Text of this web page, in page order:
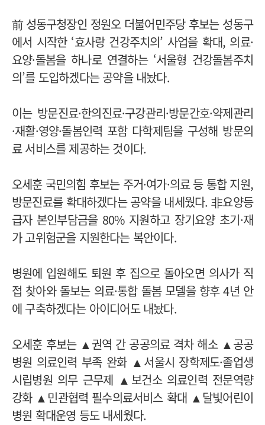
前 성동구청장인 정원오 더불어민주당 후보는 성동구
에서 시작한 ‘효사랑 건강주치의’ 사업을 확대, 의료·
요양·돌봄을 하나로 연결하는 ‘서울형 건강돌봄주치
의’를 도입하겠다는 공약을 내놨다.
이는 방문진료·한의진료·구강관리·방문간호·약제관리
·재활·영양·돌봄인력 포함 다학제팀을 구성해 방문의
료 서비스를 제공하는 것이다.
오세훈 국민의힘 후보는 주거·여가·의료 등 통합 지원,
방문진료를 확대하겠다는 공약을 내세웠다. 非요양등
급자 본인부담금을 80% 지원하고 장기요양 초기·재
가 고위험군을 지원한다는 복안이다.
병원에 입원해도 퇴원 후 집으로 돌아오면 의사가 직
접 찾아와 돌보는 의료·통합 돌봄 모델을 향후 4년 안
에 구축하겠다는 아이디어도 내놨다.
오세훈 후보는 ▲권역 간 공공의료 격차 해소 ▲공공
병원 의료인력 부족 완화 ▲서울시 장학제도·졸업생
시립병원 의무 근무제 ▲보건소 의료인력 전문역량
강화 ▲민관협력 필수의료서비스 확대 ▲달빛어린이
병원 확대운영 등도 내세웠다.